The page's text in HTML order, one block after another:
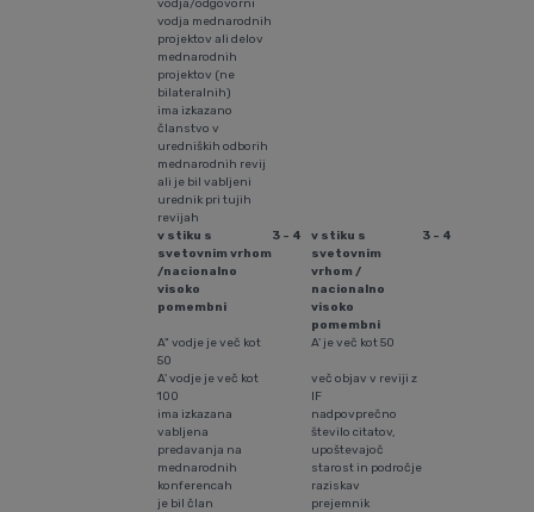
vodja/odgovorni
vodja mednarodnih
projektov ali delov
mednarodnih
projektov (ne
bilateralnih)
ima izkazano
članstvo v
uredniških odborih
mednarodnih revij
ali je bil vabljeni
urednik pri tujih
revijah
v stiku s
svetovnim vrhom
/nacionalno
visoko
pomembni
3 - 4
v stiku s
svetovnim
vrhom /
nacionalno
visoko
pomembni
3 - 4
A" vodje je več kot
50
A' je več kot 50
A' vodje je več kot
100
več objav v reviji z
IF
ima izkazana
vabljena
predavanja na
mednarodnih
konferencah
nadpovprečno
število citatov,
upoštevajoč
starost in področje
raziskav
je bil član
prejemnik